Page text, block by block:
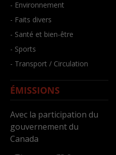
- Environnement
- Faits divers
- Santé et bien-être
- Sports
- Transport / Circulation
ÉMISSIONS
Avec la participation du
gouvernement du
Canada